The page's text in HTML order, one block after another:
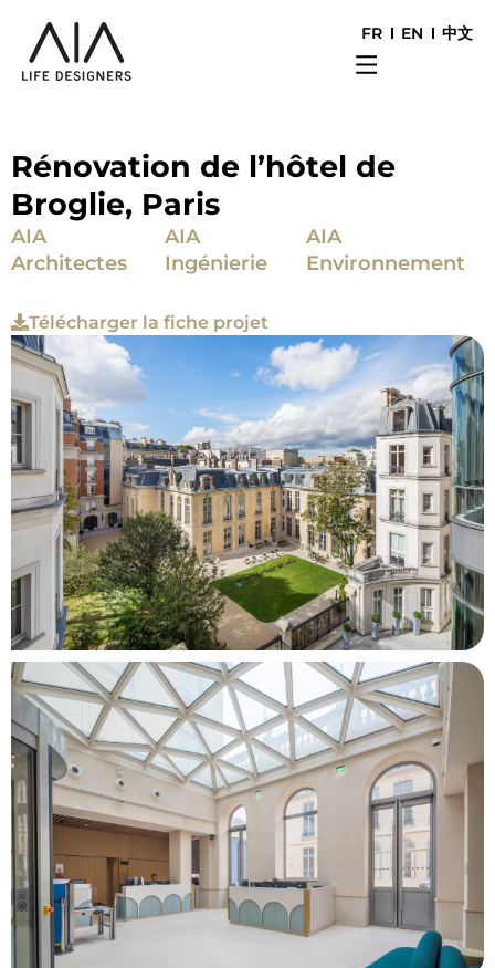
FR EN 中文
Rénovation de l’hôtel de
Broglie, Paris
AIA
Architectes
AIA
Ingénierie
AIA
Environnement
Télécharger la fiche projet